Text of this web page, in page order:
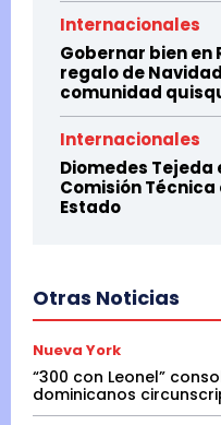
Internacionales
Gobernar bien en
regalo de
comunidad
Internacionales
Diomedes
Comisión
Estado
Otras Noticias
Nueva York
“300 con Leonel”
dominicanos